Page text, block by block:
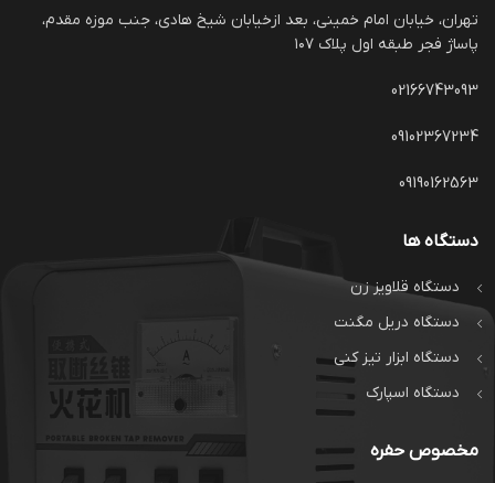
تهران، خیابان امام خمینی، بعد ازخیابان شیخ هادی، جنب موزه مقدم،
پاساژ فجر طبقه اول پلاک ۱۰۷
02166743093
09102367234
09190162563
دستگاه ها
دستگاه قلاویز زن
دستگاه دریل مگنت
دستگاه ابزار تیز کنی
دستگاه اسپارک
مخصوص حفره